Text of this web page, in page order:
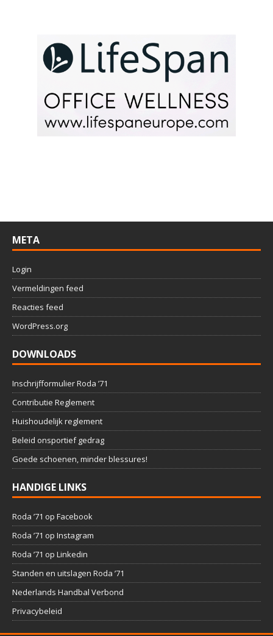
META
Login
Vermeldingen feed
Reacties feed
WordPress.org
DOWNLOADS
Inschrijfformulier Roda ’71
Contributie Reglement
Huishoudelijk reglement
Beleid onsportief gedrag
Goede schoenen, minder blessures!
HANDIGE LINKS
Roda ’71 op Facebook
Roda ’71 op Instagram
Roda ’71 op Linkedin
Standen en uitslagen Roda ’71
Nederlands Handbal Verbond
Privacybeleid